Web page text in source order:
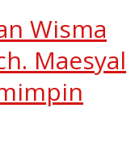
Wisma
Maesyal